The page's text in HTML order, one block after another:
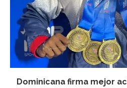
Dominicana firma mejor